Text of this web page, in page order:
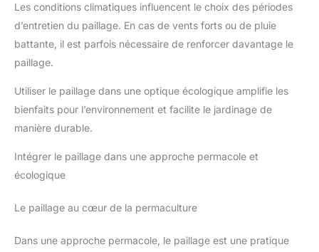
Les conditions climatiques influencent le choix des périodes
d’entretien du paillage. En cas de vents forts ou de pluie
battante, il est parfois nécessaire de renforcer davantage le
paillage.
Utiliser le paillage dans une optique écologique amplifie les
bienfaits pour l’environnement et facilite le jardinage de
manière durable.
Intégrer le paillage dans une approche permacole et
écologique
Le paillage au cœur de la permaculture
Dans une approche permacole, le paillage est une pratique